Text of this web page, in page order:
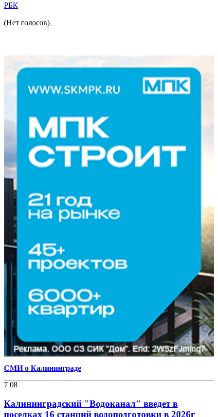
РБК
(Нет голосов)
СМИ о Калининграде
7 08
Калининградский "Водоканал" введет в
поселках 16 станций водоподготовки в 2026г